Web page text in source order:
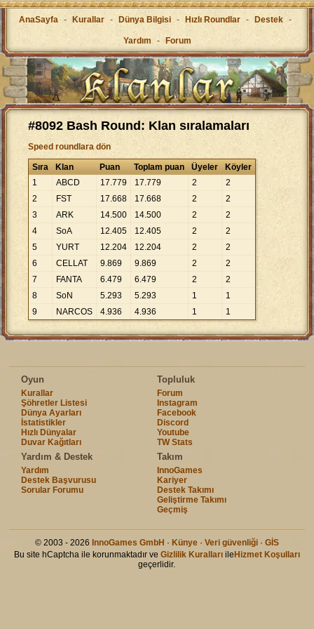
AnaSayfa - Kurallar - Dünya Bilgisi - Hızlı Roundlar - Destek -
Yardım - Forum
#8092 Bash Round: Klan sıralamaları
Speed roundlara dön
Sıra Klan Puan Toplam puan Üyeler
Köyler
1
ABCD 17.779 17.779 2
2
2
FST 17.668 17.668 2
2
3
ARK 14.500 14.500 2
2
4
SoA 12.405 12.405 2
2
5
YURT 12.204 12.204 2
2
6
CELLAT 9.869 9.869 2
2
7
FANTA 6.479 6.479 2
2
8
SoN 5.293 5.293 1
1
9
NARCOS 4.936 4.936 1 1
Oyun
Kurallar
Şöhretler Listesi
Dünya Ayarları
İstatistikler
Hızlı Dünyalar
Duvar Kağıtları
Topluluk
Forum
Instagram
Facebook
Discord
Youtube
TW Stats
Yardım & Destek
Yardım
Destek Başvurusu
Sorular Forumu
Takım
InnoGames
Kariyer
Destek Takımı
Geliştirme Takımı
Geçmiş
© 2003 - 2026 InnoGames GmbH · Künye· Veri güvenliği· GİS
Bu site hCaptcha ile korunmaktadır ve Gizlilik Kurallarıile Hizmet Koşulları
geçerlidir.